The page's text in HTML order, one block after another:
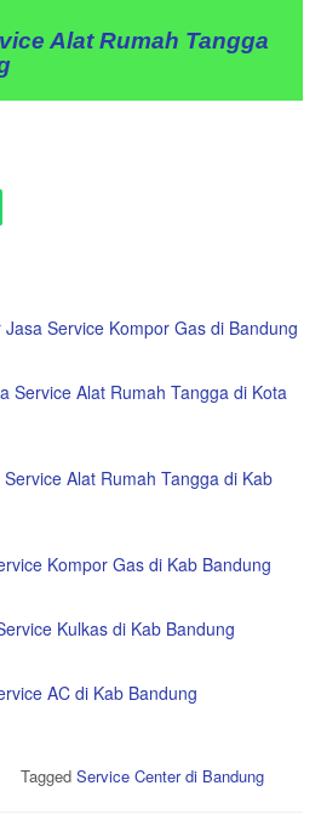
Alat Rumah Tangga
Jasa Service Kompor Gas di Bandung
Service Alat Rumah Tangga di Kota
Alat Rumah Tangga di Kab
Kompor Gas di Kab Bandung
Kulkas di Kab Bandung
AC di Kab Bandung
Tagged Service Center di Bandung